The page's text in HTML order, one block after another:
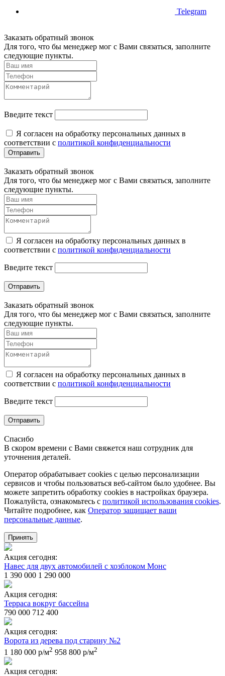
Telegram
Заказать обратный звонок
Для того, что бы менеджер мог с Вами связаться, заполните
следующие пункты.
Введите текст
Я согласен на обработку персональных данных в
соответствии с политикой конфиденциальности
Отправить
Заказать обратный звонок
Для того, что бы менеджер мог с Вами связаться, заполните
следующие пункты.
Я согласен на обработку персональных данных в
соответствии с политикой конфиденциальности
Введите текст
Отправить
Заказать обратный звонок
Для того, что бы менеджер мог с Вами связаться, заполните
следующие пункты.
Я согласен на обработку персональных данных в
соответствии с политикой конфиденциальности
Введите текст
Отправить
Спасибо
В скором времени с Вами свяжется наш сотрудник для
уточнения деталей.
Оператор обрабатывает cookies с целью персонализации
сервисов и чтобы пользоваться веб-сайтом было удобнее. Вы
можете запретить обработку сookies в настройках браузера.
Пожалуйста, ознакомьтесь с политикой использования cookies.
Читайте подробнее, как Оператор защищает ваши
персональные данные.
Принять
Акция сегодня:
Навес для двух автомобилей с хозблоком Монс
1 390 000 1 290 000
Акция сегодня:
Терраса вокруг бассейна
790 000 712 400
Акция сегодня:
Ворота из дерева под старину №2
1 180 000 р/м2 958 800 р/м2
Акция сегодня: